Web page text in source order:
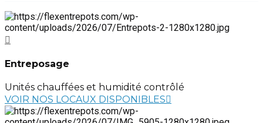
Entreposage
Unités chauffées et humidité contrôlé
VOIR NOS LOCAUX DISPONIBLES